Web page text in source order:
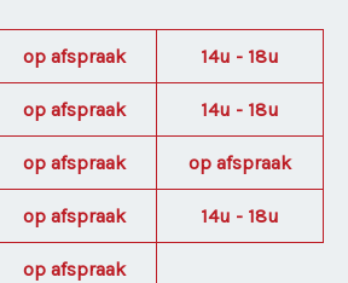
op afspraak 14u - 18u
op afspraak 14u - 18u
op afspraak op afspraak
op afspraak 14u - 18u
op afspraak